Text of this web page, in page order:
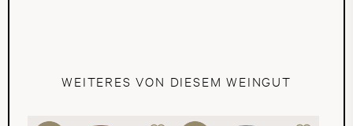
WEITERES VON DIESEM WEINGUT